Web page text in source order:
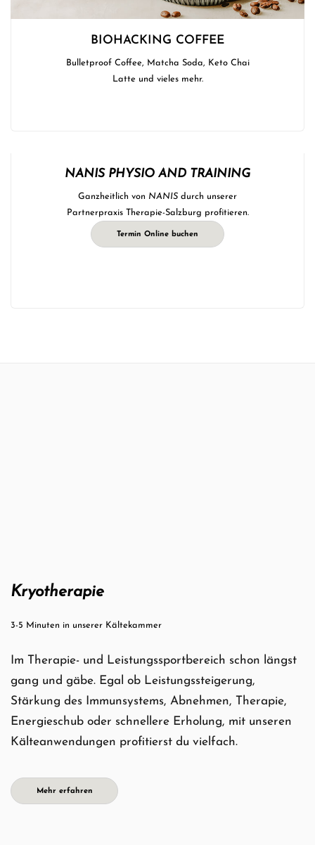
BIOHACKING COFFEE
Bulletproof Coffee, Matcha Soda, Keto Chai
Latte und vieles mehr.
NANIS PHYSIO AND TRAINING
Ganzheitlich von NANIS durch unserer
Partnerpraxis Therapie-Salzburg profitieren.
Termin Online buchen
Kryotherapie
3-5 Minuten in unserer Kältekammer
Im Therapie- und Leistungssportbereich schon längst
gang und gäbe. Egal ob Leistungssteigerung,
Stärkung des Immunsystems, Abnehmen, Therapie,
Energieschub oder schnellere Erholung, mit unseren
Kälteanwendungen profitierst du vielfach.
Mehr erfahren